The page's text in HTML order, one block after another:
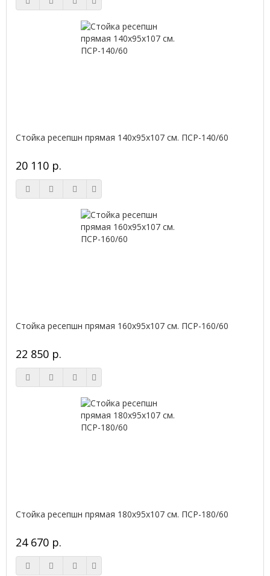
Стойка ресепшн прямая 140х95х107 см. ПСР-140/60
20 110 р.
Стойка ресепшн прямая 160х95х107 см. ПСР-160/60
22 850 р.
Стойка ресепшн прямая 180х95х107 см. ПСР-180/60
24 670 р.